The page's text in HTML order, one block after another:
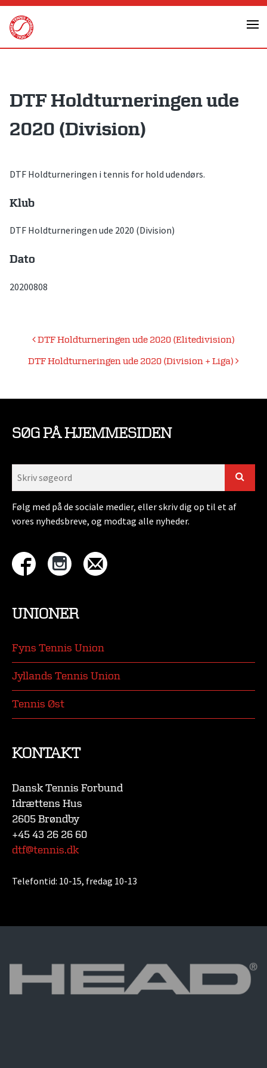
Skip
content
DTF Holdturneringen ude
2020 (Division)
DTF Holdturneringen i tennis for hold udendørs.
Klub
DTF Holdturneringen ude 2020 (Division)
Dato
20200808
Indlægsnavigation
DTF Holdturneringen ude 2020 (Elitedivision)
DTF Holdturneringen ude 2020 (Division + Liga)
SØG PÅ HJEMMESIDEN
Følg med på de sociale medier, eller skriv dig op til et af
vores nyhedsbreve, og modtag alle nyheder.
UNIONER
Fyns Tennis Union
Jyllands Tennis Union
Tennis Øst
KONTAKT
Dansk Tennis Forbund
Idrættens Hus
2605 Brøndby
+45 43 26 26 60
dtf@tennis.dk
Telefontid: 10-15, fredag 10-13